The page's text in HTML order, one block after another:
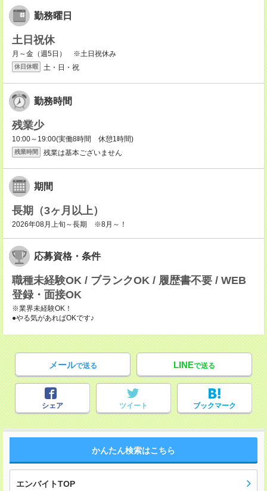
勤務曜日
土日祝休
月～金（週5日） ※土日祝休み
休日休暇 土・日・祝
勤務時間
残業少
10:00～19:00(実働8時間 休憩1時間)
残業時間 残業は基本ございません
期間
長期（3ヶ月以上）
2026年08月上旬～長期 ※8月～！
応募資格・条件
職種未経験OK / ブランクOK / 履歴書不要 / WEB
登録・面接OK
※業界未経験OK！
●やる気があればOKです♪
メールで送る LINEで送る
シェア ツイート ブックマーク
かんたん検索はこちら
エンバイトTOP